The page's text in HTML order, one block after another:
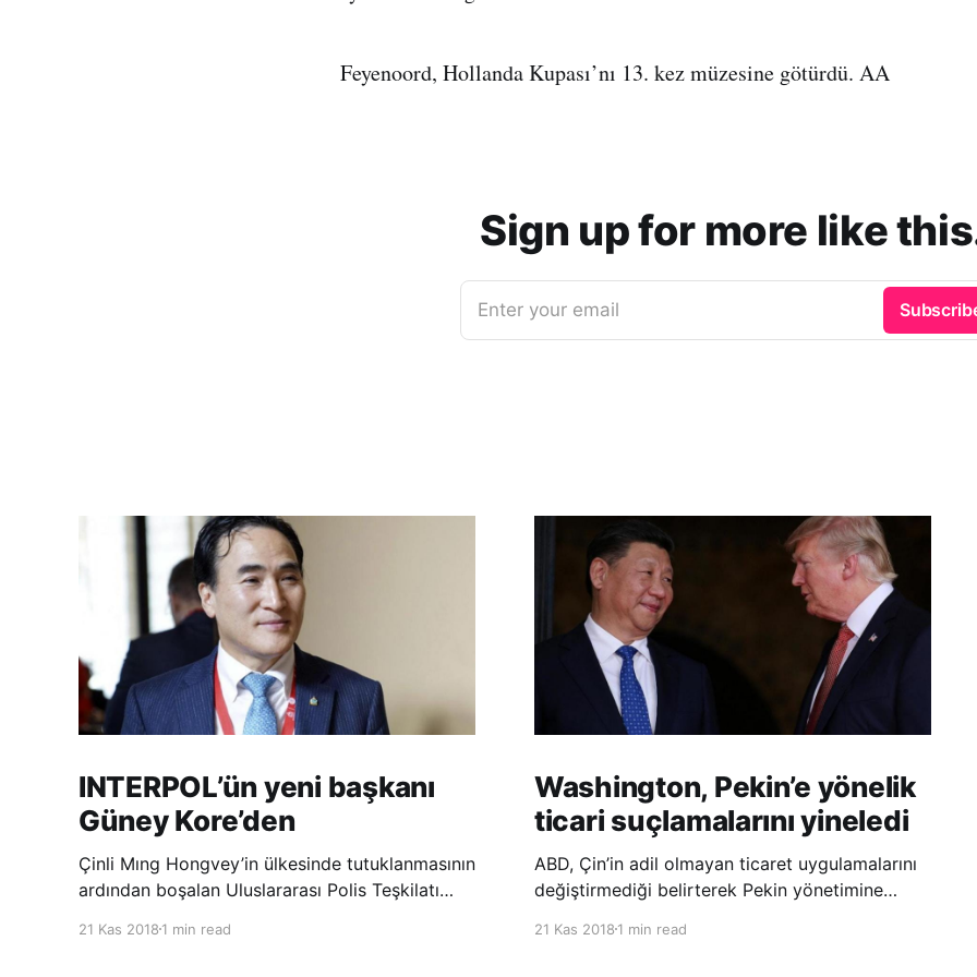
Feyenoord, Hollanda Kupası’nı 13. kez müzesine götürdü. AA
Sign up for more like
Enter your email
INTERPOL’ün yeni başkanı
Güney Kore’den
Çinli Mıng Hongvey’in ülkesinde tutuklanmasının
ardından boşalan Uluslararası Polis Teşkilatı
Jong Yang seçildi. INTERPOL Genel Kurulu’nun
21 Kas 2018 1 min read
Washington, Pekin’e yönelik
ticari suçlamalarını yineledi
ABD, Çin’in adil olmayan ticaret uygulamalarını
değiştirmediği belirterek Pekin yönetimine
Temsilciliği’nin Çin’in fikri mülkiyet ve teknoloji
21 Kas 20181 min read